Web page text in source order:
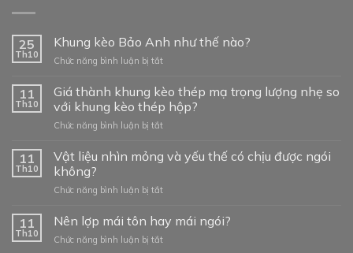
25
Th10
Khung kèo Bảo Anh như thế nào?
Chức năng bình luận bị tắtở
kèo
Bảo
Anh
như
nào?
11
Th10
Giá thành khung kèo thép mạ trọng lượng nhẹ so
với khung kèo thép hộp?
Chức năng bình luận bị tắtở
thành
khung
thép
trọng
lượng
nhẹ
11
Th10
Vật liệu nhìn mỏng và yếu thế có chịu được ngói
không?
Chức năng bình luận bị tắtở
nhìn
mỏng
11
Th10
Nên lợp mái tôn hay mái ngói?
Chức năng bình luận bị tắtở